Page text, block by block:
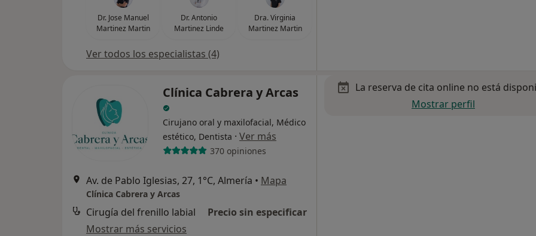
Dr. Jose Manuel
Martinez Martin
Dr. Antonio
Martinez Linde
Dra. Virginia
Martinez Martin
Ver todos los especialistas (4)
Clínica Cabrera y Arcas
Cirujano oral y maxilofacial, Médico
estético, Dentista · Ver más
370 opiniones
Av. de Pablo Iglesias, 27, 1°C, Almería • Mapa
Clínica Cabrera y Arcas
Cirugía del frenillo labial
Precio sin especificar
Mostrar más servicios
La reserva de cita online no está
Mostrar perfil